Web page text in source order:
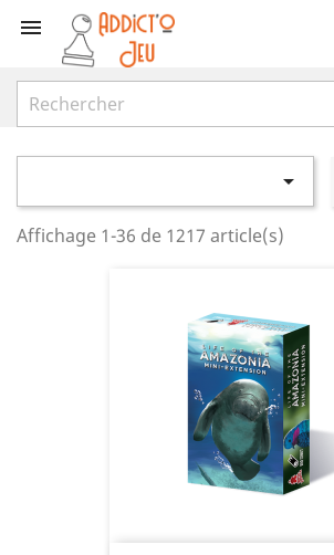


Affichage 1-36 de 1217 article(s)